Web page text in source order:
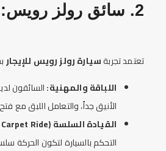
2. سائق رولز رويس: الالتزام بالبروتوكول
تعتمد تجربةسيارةرولز رويس للإيجار
اللباقة والمهنية:السائقون
الأنيق جداً، والتعامل اللبق مع
القيادة السلسة (Magic Carpet Ride):
التحكم بالسيارةلتكون الحركة